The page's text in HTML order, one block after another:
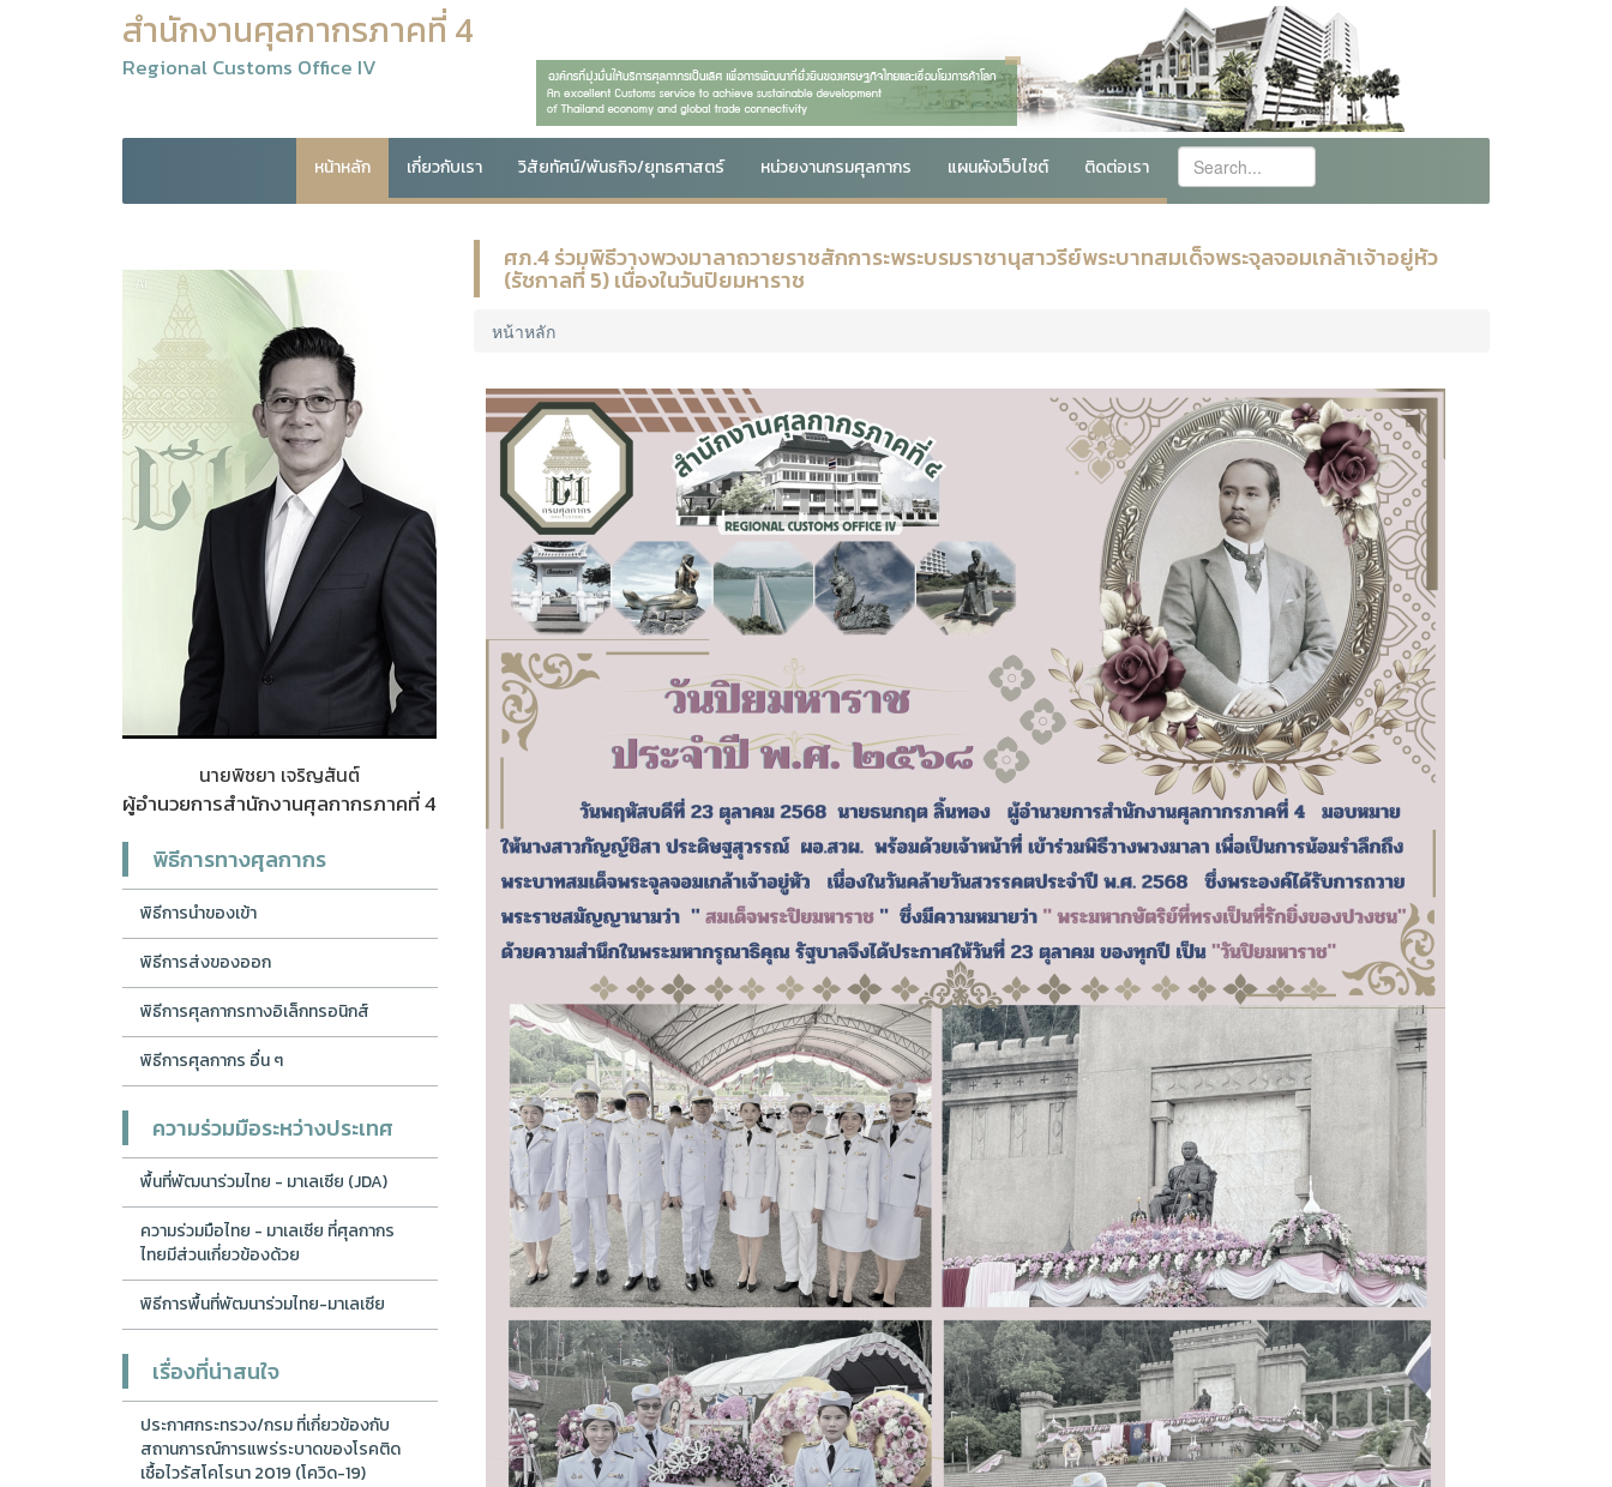
สำนักงานศุลกากรภาคที่ 4
Regional Customs Office IV
หน้าหลัก เกี่ยวกับเรา วิสัยทัศน์/พันธกิจ/ยุทธศาสตร์ หน่วยงานกรมศุลกากร แผนผังเว็บไซต์ ติดต่อเรา
นายพิชยา เจริญสันต์
ผู้อำนวยการสำนักงานศุลกากรภาคที่ 4
พิธีการทางศุลกากร
พิธีการนำของเข้า
พิธีการส่งของออก
พิธีการศุลกากรทางอิเล็กทรอนิกส์
พิธีการศุลกากร อื่น ๆ
ความร่วมมือระหว่างประเทศ
พื้นที่พัฒนาร่วมไทย - มาเลเซีย (JDA)
ความร่วมมือไทย - มาเลเซีย ที่ศุลกากร
ไทยมีส่วนเกี่ยวข้องด้วย
พิธีการพื้นที่พัฒนาร่วมไทย-มาเลเซีย
เรื่องที่น่าสนใจ
ประกาศกระทรวง/กรม ที่เกี่ยวข้องกับ
สถานการณ์การแพร่ระบาดของโรคติด
เชื้อไวรัสโคโรนา 2019 (โควิด-19)
ศภ.4 ร่วมพิธีวางพวงมาลาถวายราชสักการะพระบรมราชานุสาวรีย์พระบาทสมเด็จพระจุลจอมเกล้าเจ้าอยู่หัว
(รัชกาลที่ 5) เนื่องในวันปิยมหาราช
หน้าหลัก